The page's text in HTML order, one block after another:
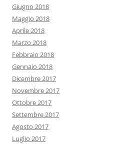
Giugno 2018
Maggio 2018
Aprile 2018
Marzo 2018
Febbraio 2018
Gennaio 2018
Dicembre 2017
Novembre 2017
Ottobre 2017
Settembre 2017
Agosto 2017
Luglio 2017